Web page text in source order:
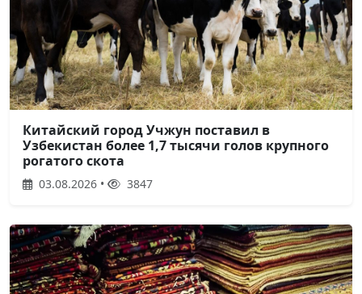
Китайский город Учжун поставил в
Узбекистан более 1,7 тысячи голов крупного
рогатого скота
03.08.2026 • 3847